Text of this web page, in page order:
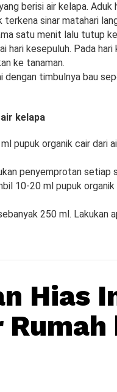
berisi air kelapa. Aduk
sinar matahari
satu menit lalu tutup
hari kesepuluh. Pada
ke tanaman.
timbulnya bau
kelapa
pupuk organik cair dari
penyemprotan setiap
10-20 ml pupuk
250 ml. Lakukan
Hias